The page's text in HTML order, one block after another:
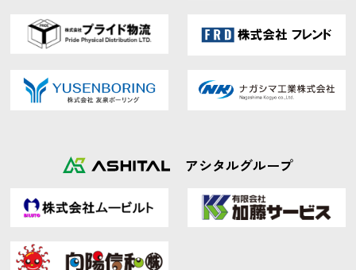
アシタルグループ